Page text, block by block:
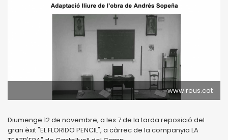
www.reus.cat
Diumenge 12 de novembre, a les 7 de la tarda reposició del
gran èxit "EL FLORIDO PENCIL", a càrrec de la companyia LA